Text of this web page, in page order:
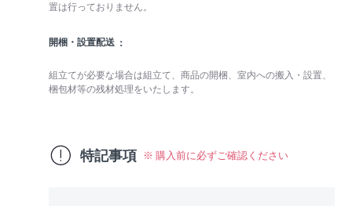
置は行っておりません。
開梱・設置配送
組立てが必要な場合は組立て、商品の開梱、室内への搬入・設置、
梱包材等の残材処理をいたします。
特記事項 ※ 購入前に必ずご確認ください